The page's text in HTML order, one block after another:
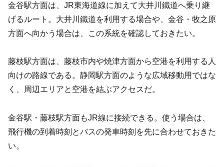
金谷駅方面は、JR東海道線に加えて大井川鐵道へ乗り継
げるルート。大井川鐵道を利用する場合や、金谷・牧之原
方面へ向かう場合は、この系統を確認しておきたい。
藤枝駅方面は、藤枝市内や焼津方面から空港を利用する人
向けの路線である。静岡駅方面のような広域移動用ではな
く、周辺エリアと空港を結ぶアクセスだ。
金谷駅・藤枝駅方面もJR線に接続できる。使う場合は、
飛行機の到着時刻とバスの発車時刻を先に合わせておきた
い。